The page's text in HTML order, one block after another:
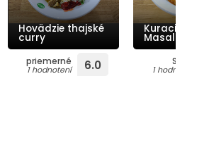
Hovädzie thajské
curry
priemerné
1 hodnotení 6.0
Kuracia
Masala
Super
1 hodnotení